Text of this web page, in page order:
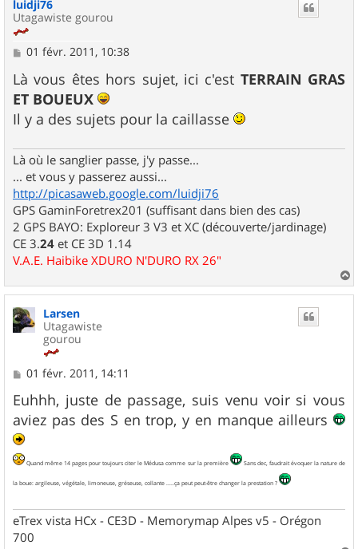
luidji76
Utagawiste gourou
M
s
s
a
g
e
01 févr. 2011, 10:38
Là vous êtes hors sujet, ici c'est TERRAIN GRAS
ET BOUEUX
Il y a des sujets pour la caillasse
Là où le sanglier passe, j'y passe...
... et vous y passerez aussi...
http://picasaweb.google.com/luidji76
GPS GaminForetrex201 (suffisant dans bien des cas)
2 GPS BAYO: Exploreur 3 V3 et XC (découverte/jardinage)
CE 3.24 et CE 3D 1.14
V.A.E. Haibike XDURO N'DURO RX 26"
a
Larsen
Utagawiste
gourou
M
s
s
a
g
e
01 févr. 2011, 14:11
Euhhh, juste de passage, suis venu voir si vous
aviez pas des S en trop, y en manque ailleurs
Quand même 14 pages pour toujours citer le Médusa comme sur la première Sans dec, faudrait évoquer la nature de
la boue: argileuse, végétale, limoneuse, gréseuse, collante .....ça peut peut-être changer la prestation ?
eTrex vista HCx - CE3D - Memorymap Alpes v5 - Orégon
700